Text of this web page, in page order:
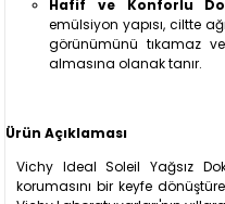
Hafif ve Konforlu
emülsiyon yapısı, ciltte
görünümünü tıkamaz
almasına olanak tanır.
Ürün Açıklaması
Vichy Ideal Soleil Yağsız
korumasını bir keyfe